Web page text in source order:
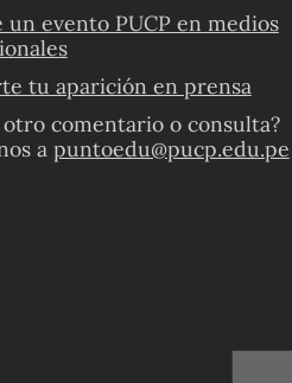
un evento PUCP en medios
tu aparición en prensa
otro comentario o consulta?
a puntoedu@pucp.edu.pe